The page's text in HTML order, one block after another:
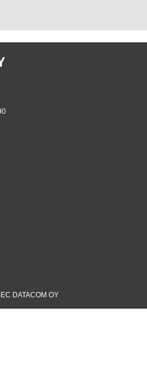
DATACOM OY